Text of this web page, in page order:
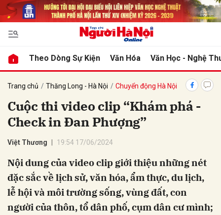
Theo Dòng Sự Kiện Văn Hóa Văn Học - Nghệ
Trang chủ Thăng Long - Hà Nội Chuyển động Hà Nội
Cuộc thi video clip “Khám phá -
Check in Đan Phượng”
Việt Thương 19:54 17/06/2024
Nội dung của video clip giới thiệu những nét
đặc sắc về lịch sử, văn hóa, ẩm thực, du lịch,
lễ hội và môi trường sống, vùng đất, con
người của thôn, tổ dân phố, cụm dân cư mình;
luận
Hủy